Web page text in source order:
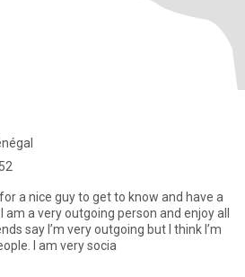
a nice guy to get to know and have a
a very outgoing person and enjoy all
say I’m very outgoing but I think I’m
I am very socia